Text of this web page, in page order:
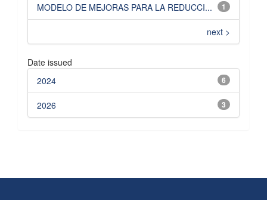
1
MODELO DE MEJORAS PARA LA REDUCCI...
next >
Date issued
6
2024
3
2026